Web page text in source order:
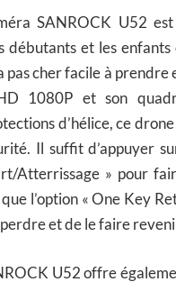
Gravité,
SANROCK U52
débutants et les enfants
pas cher facile à prendre
1080P et son
d’hélice, ce drone
Il suffit d’appuyer
Atterrissage » pour
l’option « One Key
et de le faire
U52 offre